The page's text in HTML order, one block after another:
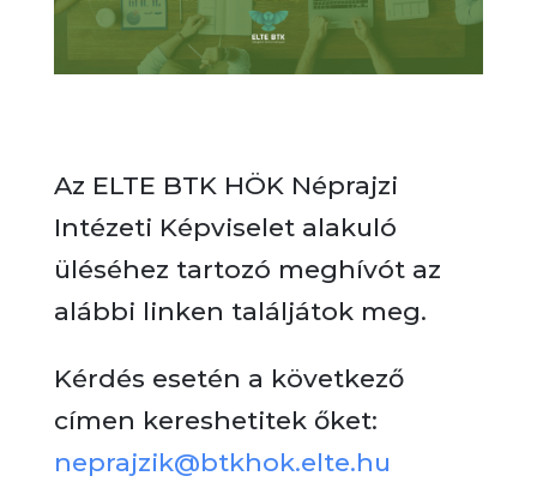
Az ELTE BTK HÖK Néprajzi
Intézeti Képviselet alakuló
üléséhez tartozó meghívót az
alábbi linken találjátok meg.
Kérdés esetén a következő
címen kereshetitek őket:
neprajzik@btkhok.elte.hu